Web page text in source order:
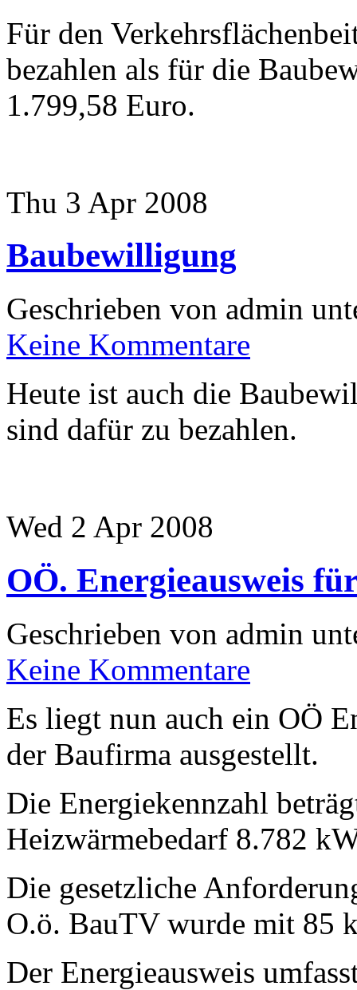
Für den
bezahlen als für die
1.799,58 Euro.
Thu 3 Apr 2008
Baubewilligung
Geschrieben von admin
Keine Kommentare
Heute ist auch die
sind dafür zu bezahlen.
Wed 2 Apr 2008
OÖ. Energieausweis
Geschrieben von admin
Keine Kommentare
Es liegt nun auch ein OÖ
der Baufirma ausgestellt.
Die Energiekennzahl
Heizwärmebedarf 8.782
Die gesetzliche
O.ö. BauTV wurde mit 85
Der Energieausweis